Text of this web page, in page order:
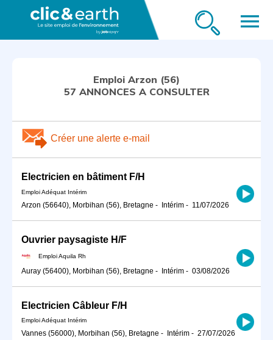
menu
Emploi Arzon (56)
57 ANNONCES A CONSULTER
Créer une alerte e-mail
Electricien en bâtiment F/H
Emploi Adéquat Intérim
Arzon (56640), Morbihan (56), Bretagne - Intérim - 11/07/2026
Ouvrier paysagiste H/F
Emploi Aquila Rh
Auray (56400), Morbihan (56), Bretagne - Intérim - 03/08/2026
Electricien Câbleur F/H
Emploi Adéquat Intérim
Vannes (56000), Morbihan (56), Bretagne - Intérim - 27/07/2026